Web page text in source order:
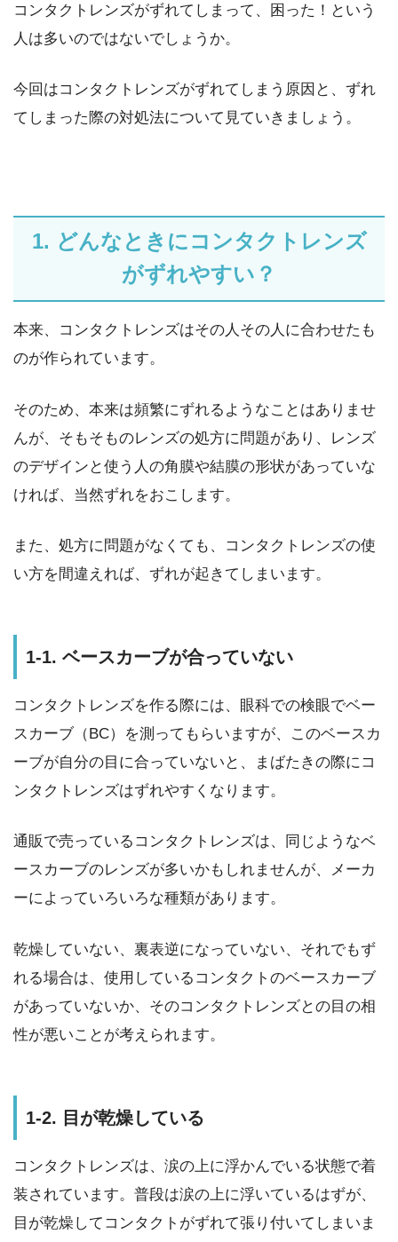
コンタクトレンズがずれてしまって、困った！という
人は多いのではないでしょうか。
今回はコンタクトレンズがずれてしまう原因と、ずれ
てしまった際の対処法について見ていきましょう。
1. どんなときにコンタクトレンズ
がずれやすい？
本来、コンタクトレンズはその人その人に合わせたも
のが作られています。
そのため、本来は頻繁にずれるようなことはありませ
んが、そもそものレンズの処方に問題があり、レンズ
のデザインと使う人の角膜や結膜の形状があっていな
ければ、当然ずれをおこします。
また、処方に問題がなくても、コンタクトレンズの使
い方を間違えれば、ずれが起きてしまいます。
1-1. ベースカーブが合っていない
コンタクトレンズを作る際には、眼科での検眼でベー
スカーブ（BC）を測ってもらいますが、このベースカ
ーブが自分の目に合っていないと、まばたきの際にコ
ンタクトレンズはずれやすくなります。
通販で売っているコンタクトレンズは、同じようなベ
ースカーブのレンズが多いかもしれませんが、メーカ
ーによっていろいろな種類があります。
乾燥していない、裏表逆になっていない、それでもず
れる場合は、使用しているコンタクトのベースカーブ
があっていないか、そのコンタクトレンズとの目の相
性が悪いことが考えられます。
1-2. 目が乾燥している
コンタクトレンズは、涙の上に浮かんでいる状態で着
装されています。普段は涙の上に浮いているはずが、
目が乾燥してコンタクトがずれて張り付いてしまいま